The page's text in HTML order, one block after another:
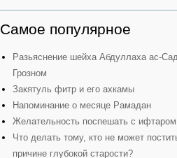
Самое популярное
Разьяснение шейха Абдуллаха ас-
Грозном
Закятуль фитр и его ахкамы
Напоминание о месяце Рамадан
Желательность поспешать с ифтаром
Что делать тому, кто не может
причине глубокой старости?